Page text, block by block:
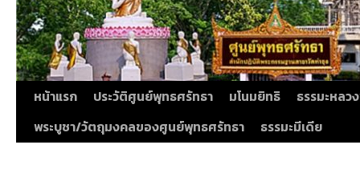
หน้าแรก ประวัติศูนย์พุทธศรัทธา มโนมยิทธิ
ธรรมะหลว
พระบูชา/วัตถุมงคลของศูนย์พุทธศรัทธา
ธรรมะมีเดีย